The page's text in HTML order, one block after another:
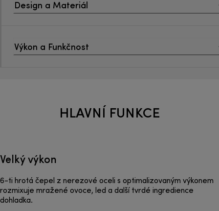
Design a Materiál
Výkon a Funkčnost
HLAVNÍ FUNKCE
Velký výkon
6-ti hrotá čepel z nerezové oceli s optimalizovaným výkonem
rozmixuje mražené ovoce, led a další tvrdé ingredience
dohladka.